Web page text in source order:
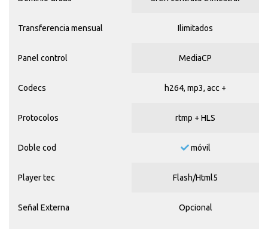
Transferencia mensual Ilimitados
Panel control MediaCP
Codecs h264, mp3, acc +
Protocolos rtmp + HLS
Doble cod móvil
Player tec Flash/Html5
Señal Externa Opcional